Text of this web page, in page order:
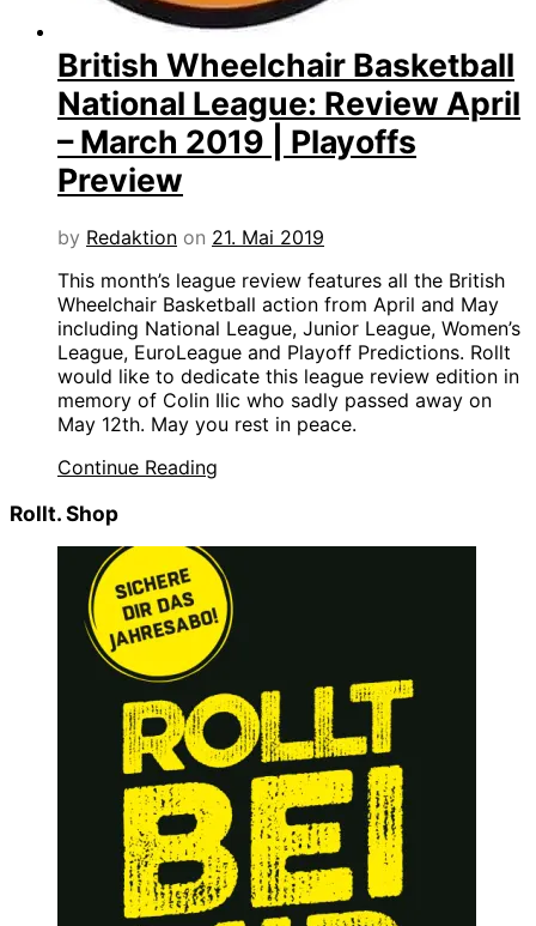
British Wheelchair Basketball
National League: Review April
– March 2019 | Playoffs
Preview
by Redaktion on 21. Mai 2019
This month’s league review features all the British
Wheelchair Basketball action from April and May
including National League, Junior League, Women’s
League, EuroLeague and Playoff Predictions. Rollt
would like to dedicate this league review edition in
memory of Colin Ilic who sadly passed away on
May 12th. May you rest in peace.
Continue Reading
Rollt. Shop